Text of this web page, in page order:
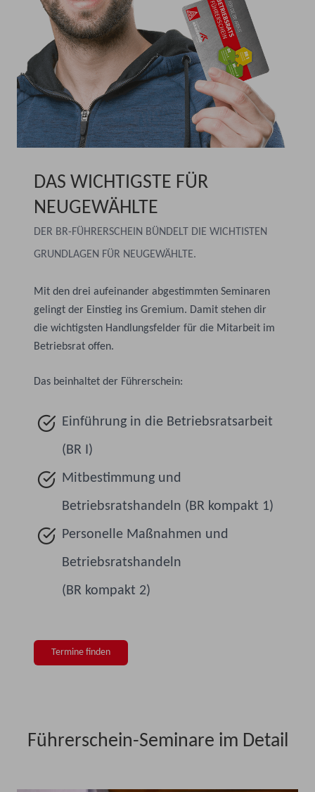
DAS WICHTIGSTE FÜR
NEUGEWÄHLTE
DER BR-FÜHRERSCHEIN BÜNDELT DIE WICHTISTEN
GRUNDLAGEN FÜR NEUGEWÄHLTE.
Mit den drei aufeinander abgestimmten Seminaren
gelingt der Einstieg ins Gremium. Damit stehen dir
die wichtigsten Handlungsfelder für die Mitarbeit im
Betriebsrat offen.
Das beinhaltet der Führerschein:
Einführung in die Betriebsratsarbeit
(BR I)
Mitbestimmung und
Betriebsratshandeln (BR kompakt 1)
Personelle Maßnahmen und
Betriebsratshandeln
(BR kompakt 2)
Termine finden
Führerschein-Seminare im Detail